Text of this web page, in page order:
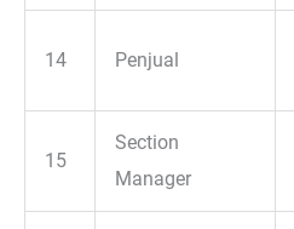
14 Penjual
15
Section
Manager